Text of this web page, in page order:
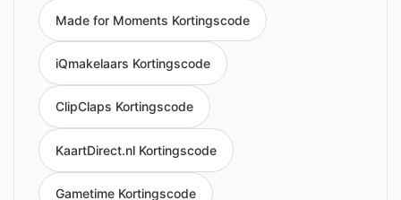
Made for Moments Kortingscode
iQmakelaars Kortingscode
ClipClaps Kortingscode
KaartDirect.nl Kortingscode
Gametime Kortingscode